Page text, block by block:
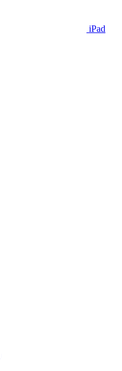
iPad